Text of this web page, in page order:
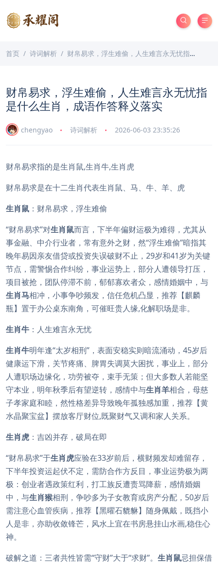
首页 诗词解析 财帛易求，浮生难偷，人生难言永无忧指是什么生肖，成语作答释义落实
财帛易求，浮生难偷，人生难言永无忧指
是什么生肖，成语作答释义落实
chengyao 诗词解析 2026-06-03 23:35:26
财帛易求指的是生肖鼠,生肖牛,生肖虎
财帛易求是在十二生肖代表生肖鼠、马、牛、羊、虎
生肖鼠 ：财帛易求，浮生难偷
“财帛易求”对生肖鼠而言，下半年偏财运极为难得，尤其从
事金融、中介行业者，常有意外之财，然“浮生难偷”暗指其
晚年易因亲友借贷或投资失误破财不止，29岁和41岁为关键
节点，需警惕合作纠纷，事业运势上，部分人遭领导打压，
项目被抢，团队停滞不前，郁郁寡欢者众，感情婚姻中，与
生肖马相冲，小事争吵频发，信任危机凸显，推荐【麒麟
瓶】置于办公桌东南角，可催旺贵人缘,化解职场是非。
生肖牛 ：人生难言永无忧
生肖牛明年逢“太岁相刑”，表面安稳实则暗流涌动，45岁后
健康运下滑，关节疼痛、脾胃失调莫大困扰，事业上，部分
人遭职场边缘化，功劳被夺，束手无策；但大多数人若能坚
守本业，明年秋季后有望逆转，感情中与生肖羊相合，母慈
子孝家庭和睦，然性格差异导致晚年孤独感加重，推荐【黄
水晶聚宝盆】摆放客厅财位,既聚财气又调和家人关系。
生肖虎 ：吉凶并存，破局在即
“财帛易求”于生肖虎应验在33岁前后，横财频发却难留存，
下半年投资运起伏不定，需防合作方反目，事业运势极为两
极：创业者遇政策红利，打工族反遭责骂降薪，感情婚姻
中，与生肖猴相刑，争吵多为子女教育或房产分配，50岁后
需注意心血管疾病，推荐【黑曜石貔貅】随身佩戴，既挡小
人是非，亦助收敛锋芒，风水上宜在书房悬挂山水画,稳住心
神。
破解之道：三者共性皆需“守财”大于“求财”。 生肖鼠忌担保借